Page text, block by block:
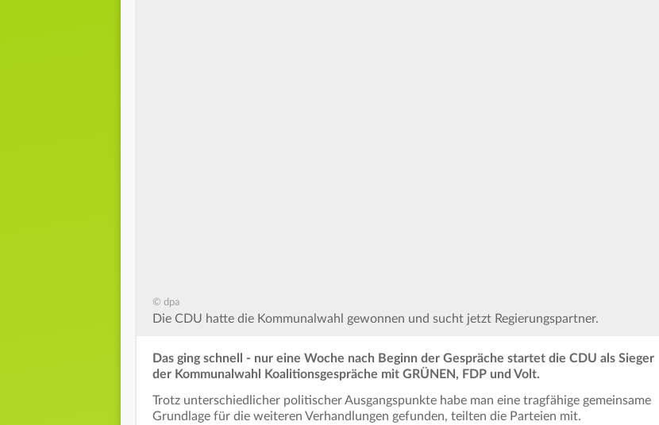
© dpa
Die CDU hatte die Kommunalwahl gewonnen und sucht jetzt Regierungspartner.
Das ging schnell - nur eine Woche nach Beginn der Gespräche startet die CDU als Sieger
der Kommunalwahl Koalitionsgespräche mit GRÜNEN, FDP und Volt.
Trotz unterschiedlicher politischer Ausgangspunkte habe man eine tragfähige gemeinsame
Grundlage für die weiteren Verhandlungen gefunden, teilten die Parteien mit.